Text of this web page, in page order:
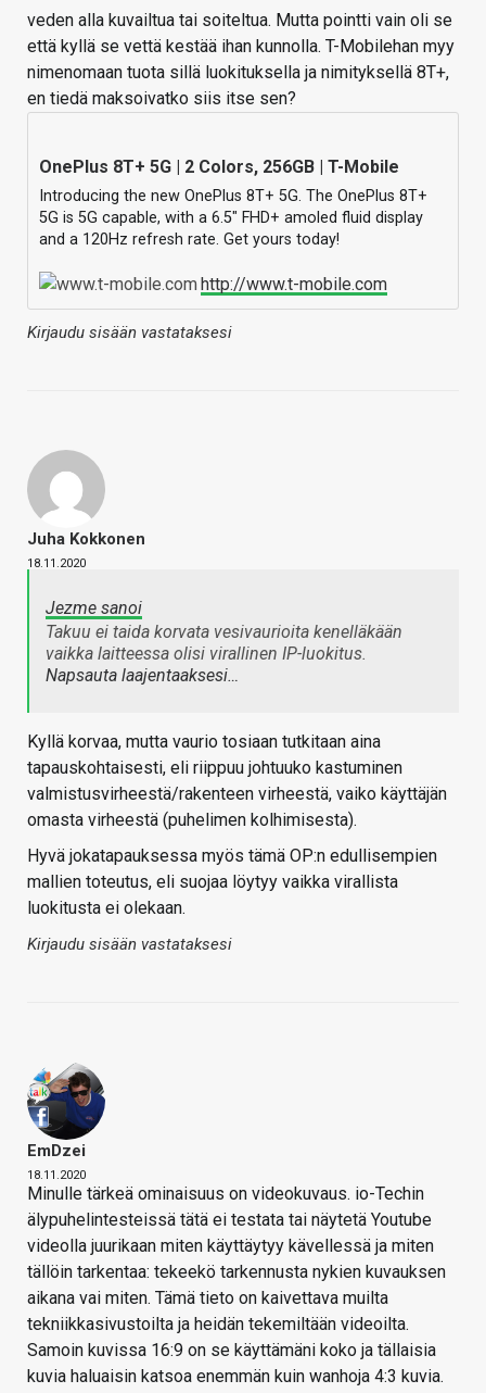
veden alla kuvailtua tai soiteltua. Mutta pointti vain oli se
että kyllä se vettä kestää ihan kunnolla. T-Mobilehan myy
nimenomaan tuota sillä luokituksella ja nimityksellä 8T+,
en tiedä maksoivatko siis itse sen?
OnePlus 8T+ 5G | 2 Colors, 256GB | T-Mobile
Introducing the new OnePlus 8T+ 5G. The OnePlus 8T+
5G is 5G capable, with a 6.5" FHD+ amoled fluid display
and a 120Hz refresh rate. Get yours today!
http://www.t-mobile.com
Kirjaudu sisään vastataksesi
Juha Kokkonen
18.11.2020
Jezme sanoi
Takuu ei taida korvata vesivaurioita kenelläkään
vaikka laitteessa olisi virallinen IP-luokitus.
Napsauta laajentaaksesi…
Kyllä korvaa, mutta vaurio tosiaan tutkitaan aina
tapauskohtaisesti, eli riippuu johtuuko kastuminen
valmistusvirheestä/rakenteen virheestä, vaiko käyttäjän
omasta virheestä (puhelimen kolhimisesta).
Hyvä jokatapauksessa myös tämä OP:n edullisempien
mallien toteutus, eli suojaa löytyy vaikka virallista
luokitusta ei olekaan.
Kirjaudu sisään vastataksesi
EmDzei
18.11.2020
Minulle tärkeä ominaisuus on videokuvaus. io-Techin
älypuhelintesteissä tätä ei testata tai näytetä Youtube
videolla juurikaan miten käyttäytyy kävellessä ja miten
tällöin tarkentaa: tekeekö tarkennusta nykien kuvauksen
aikana vai miten. Tämä tieto on kaivettava muilta
tekniikkasivustoilta ja heidän tekemiltään videoilta.
Samoin kuvissa 16:9 on se käyttämäni koko ja tällaisia
kuvia haluaisin katsoa enemmän kuin wanhoja 4:3 kuvia.